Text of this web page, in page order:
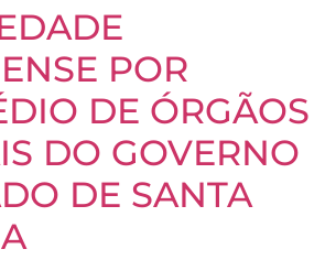
POR
DE ÓRGÃOS
DO GOVERNO
DE SANTA